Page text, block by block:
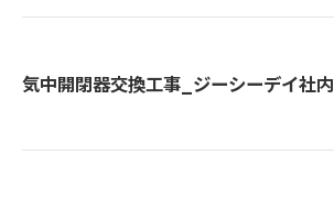
気中開閉器交換工事_ジーシーデイ社内